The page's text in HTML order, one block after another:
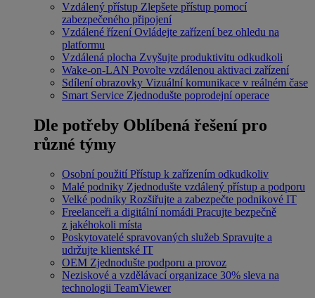
Vzdálený přístup Zlepšete přístup pomocí
zabezpečeného připojení
Vzdálené řízení Ovládejte zařízení bez ohledu na
platformu
Vzdálená plocha Zvyšujte produktivitu odkudkoli
Wake-on-LAN Povolte vzdálenou aktivaci zařízení
Sdílení obrazovky Vizuální komunikace v reálném čase
Smart Service Zjednodušte poprodejní operace
Dle potřeby Oblíbená řešení pro
různé týmy
Osobní použití Přístup k zařízením odkudkoliv
Malé podniky Zjednodušte vzdálený přístup a podporu
Velké podniky Rozšiřujte a zabezpečte podnikové IT
Freelanceři a digitální nomádi Pracujte bezpečně
z jakéhokoli místa
Poskytovatelé spravovaných služeb Spravujte a
udržujte klientské IT
OEM Zjednodušte podporu a provoz
Neziskové a vzdělávací organizace 30% sleva na
technologii TeamViewer